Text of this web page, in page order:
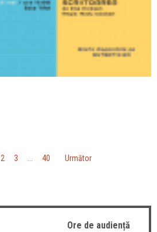
2 3 40 Următor
Ore de audiență